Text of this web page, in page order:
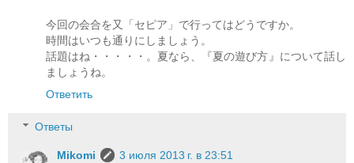
今回の会合を又「セピア」で行ってはどうですか。
時間はいつも通りにしましょう。
話題はね・・・・・。夏なら、『夏の遊び方』について話し
ましょうね。
Ответить
Ответы
Mikomi
3 июля 2013 г. в 23:51